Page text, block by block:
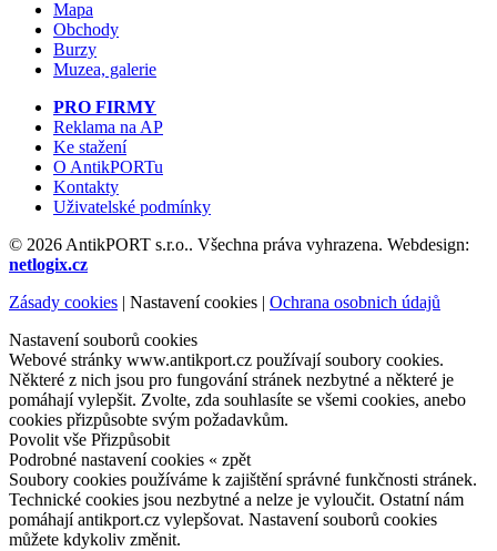
Mapa
Obchody
Burzy
Muzea, galerie
PRO FIRMY
Reklama na AP
Ke stažení
O AntikPORTu
Kontakty
Uživatelské podmínky
© 2026 AntikPORT s.r.o.. Všechna práva vyhrazena. Webdesign:
netlogix.cz
Zásady cookies
Nastavení cookies
Ochrana osobnich údajů
Nastavení souborů cookies
Webové stránky www.antikport.cz používají soubory cookies.
Některé z nich jsou pro fungování stránek nezbytné a některé je
pomáhají vylepšit. Zvolte, zda souhlasíte se všemi cookies, anebo
cookies přizpůsobte svým požadavkům.
Povolit vše Přizpůsobit
Podrobné nastavení cookies « zpět
Soubory cookies používáme k zajištění správné funkčnosti stránek.
Technické cookies jsou nezbytné a nelze je vyloučit. Ostatní nám
pomáhají antikport.cz vylepšovat. Nastavení souborů cookies
můžete kdykoliv změnit.